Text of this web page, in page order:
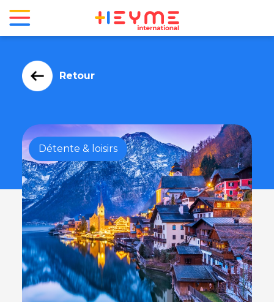
Retour
Détente & loisirs